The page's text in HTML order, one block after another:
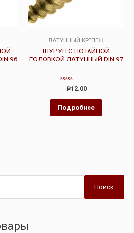
96
ЛАТУННЫЙ КРЕПЕЖ
ШУРУП С ПОТАЙНОЙ
ГОЛОВКОЙ ЛАТУННЫЙ DIN 97
Оценка
из
5
Р12.00
Подробнее
Поиск